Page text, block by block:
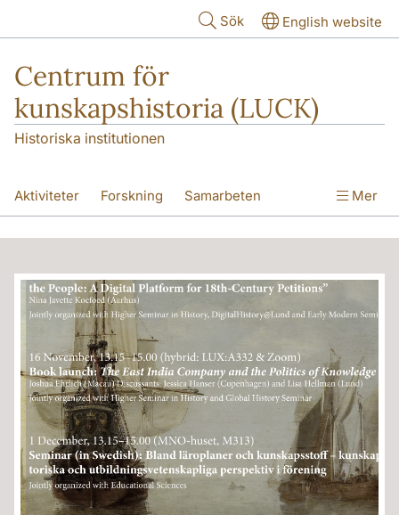
Sök English website
Centrum för
kunskapshistoria (LUCK)
Historiska institutionen
Aktiviteter Forskning Samarbeten
Gästforskarprogram Kurser Om
Mer